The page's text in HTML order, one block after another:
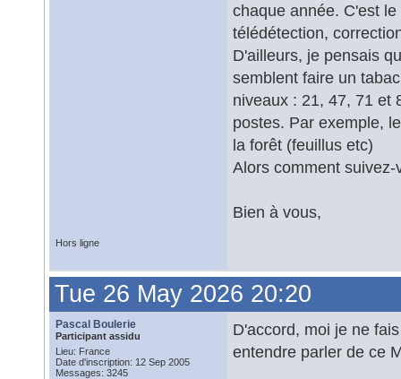
chaque année. C'est
télédétection,
D'ailleurs, je pensais
semblent faire un
niveaux : 21, 47, 71 et
postes. Par exemple,
la forêt (feuillus etc)
Alors comment
Bien à vous,
Hors ligne
Tue 26 May 2026 20:20
Pascal Boulerie
Participant assidu
Lieu: France
Date d'inscription: 12 Sep 2005
Messages: 3245
D'accord, moi je ne
entendre parler de ce